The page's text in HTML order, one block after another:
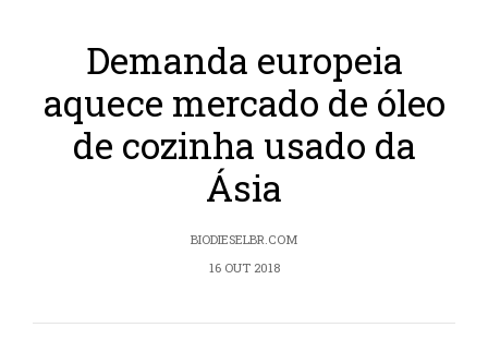
Demanda europeia
aquece mercado de óleo
de cozinha usado da
Ásia
BIODIESELBR.COM
16 OUT 2018